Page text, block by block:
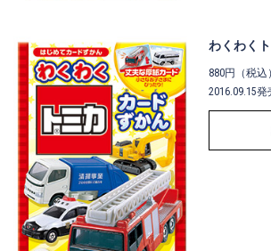
わくわく
880円（税込）
2016.09.15発